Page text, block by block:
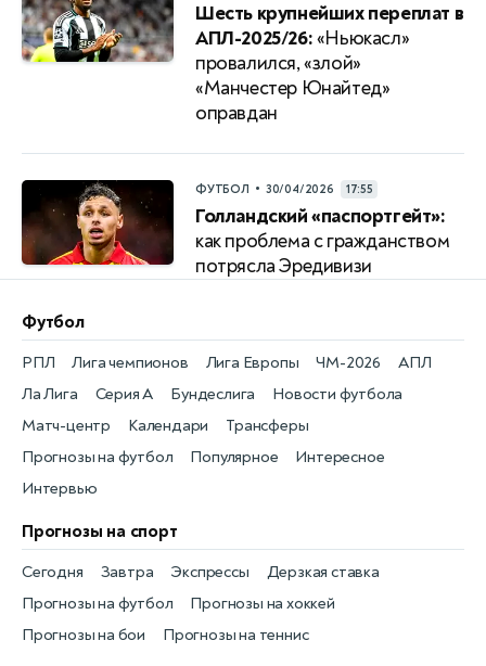
Шесть крупнейших переплат в
АПЛ-2025/26:«Ньюкасл»
провалился, «злой»
«Манчестер Юнайтед»
оправдан
ФУТБОЛ • 30/04/2026 17:55
Голландский «паспортгейт»:
как проблема с гражданством
потрясла Эредивизи
Футбол
Новости футбола
РПЛ
Матч-центр
Лига чемпионов
Календари
Лига Европы
Трансферы
ЧМ-2026
Прогнозы на футбол
АПЛ
Популярное
Ла Лига
Интересное
Серия А
Интервью
Бундеслига
Прогнозы на спорт
Прогнозы на футбол
Сегодня
Прогнозы на хоккей
Завтра
Прогнозы на бои
Экспрессы
Прогнозы на теннис
Дерзкая ставка